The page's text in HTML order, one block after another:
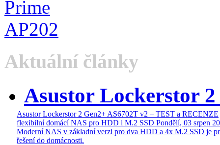
Aktuální články
Asustor Lockerstor
Asustor Lockerstor 2 Gen2+ AS6702T v2 – TEST a RECENZE
flexibilní domácí NAS pro HDD i M.2 SSD Pondělí, 03 srpen
Moderní NAS v základní verzi pro dva HDD a 4x M.2 SSD je
řešení do domácnosti.